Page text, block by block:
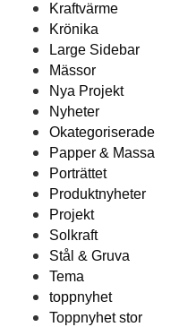
Kraftvärme
Krönika
Large Sidebar
Mässor
Nya Projekt
Nyheter
Okategoriserade
Papper & Massa
Porträttet
Produktnyheter
Projekt
Solkraft
Stål & Gruva
Tema
toppnyhet
Toppnyhet stor